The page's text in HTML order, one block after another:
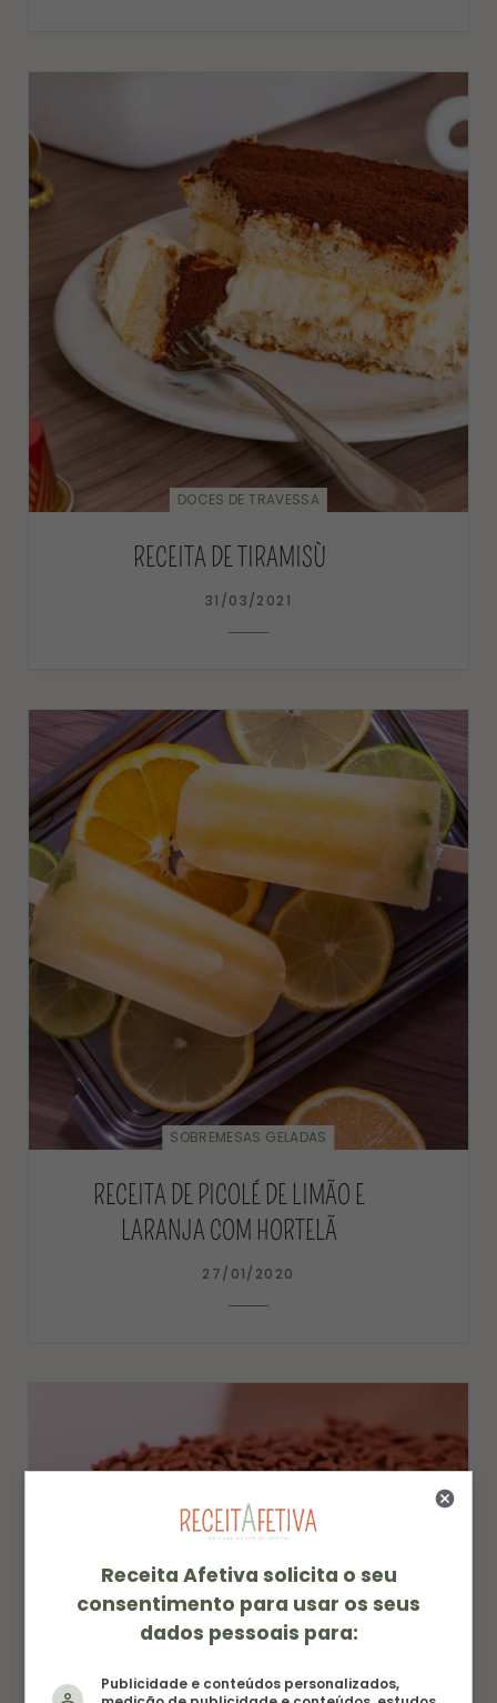
DOCES DE TRAVESSA
RECEITA DE TIRAMISÙ
31/03/2021
SOBREMESAS GELADAS
RECEITA DE PICOLÉ DE LIMÃO E
LARANJA COM HORTELÃ
27/01/2020
Receita Afetiva solicita o seu
consentimento para usar os seus
dados pessoais para:
Publicidade e conteúdos personalizados,